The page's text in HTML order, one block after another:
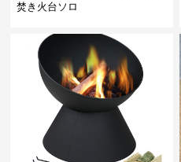
焚き火台ソロ